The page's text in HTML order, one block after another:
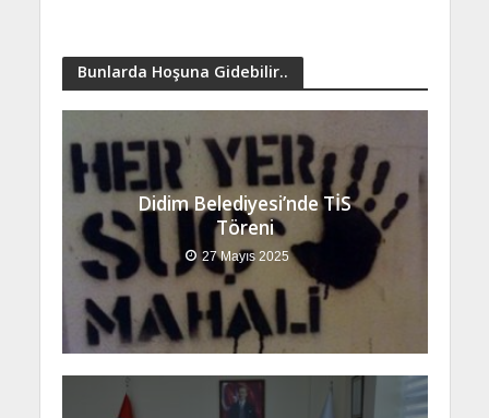
Bunlarda Hoşuna Gidebilir..
Didim Belediyesi’nde TİS
Töreni
27 Mayıs 2025